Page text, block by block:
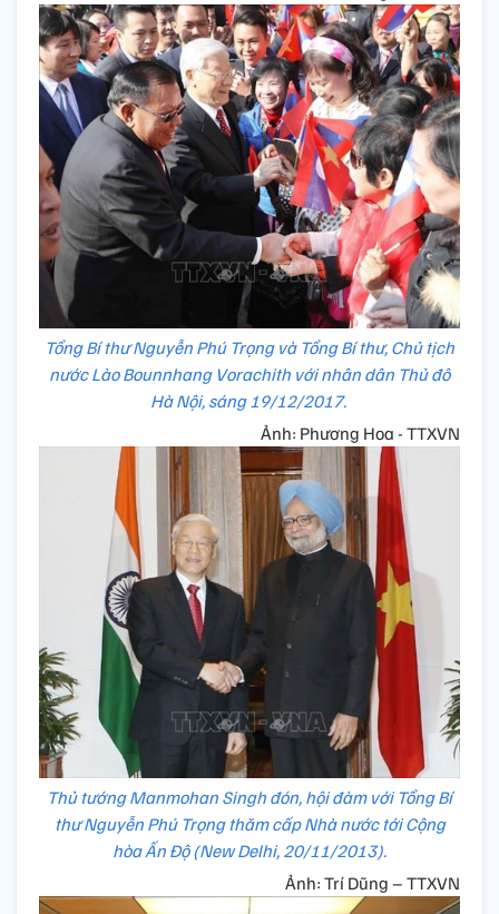
Tổng Bí thư Nguyễn Phú Trọng và Tổng Bí thư, Chủ tịch
nước Lào Bounnhang Vorachith với nhân dân Thủ đô
Hà Nội, sáng 19/12/2017.
Ảnh: Phương Hoa - TTXVN
Thủ tướng Manmohan Singh đón, hội đàm với Tổng Bí
thư Nguyễn Phú Trọng thăm cấp Nhà nước tới Cộng
hòa Ấn Độ (New Delhi, 20/11/2013).
Ảnh: Trí Dũng – TTXVN